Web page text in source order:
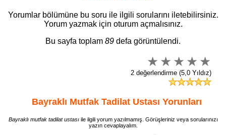
Yorumlar bölümüne bu soru ile ilgili sorularını iletebilirsiniz.
Yorum yazmak için oturum açmalısınız.
Bu sayfa toplam 89 defa görüntülendi.
2 değerlendirme (5,0 Yıldız)
Bayraklı Mutfak Tadilat Ustası Yorunları
Bayraklı mutfak tadilat ustasıile ilgili yorum yazılmamış. Görüşleriniz veya sorularınızı
yazın cevaplayalım.